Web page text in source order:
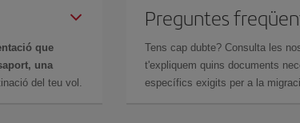
que
una
del teu vol.
Preguntes
Tens cap dubte? Consulta les
t'expliquem quins documents
específics exigits per a la